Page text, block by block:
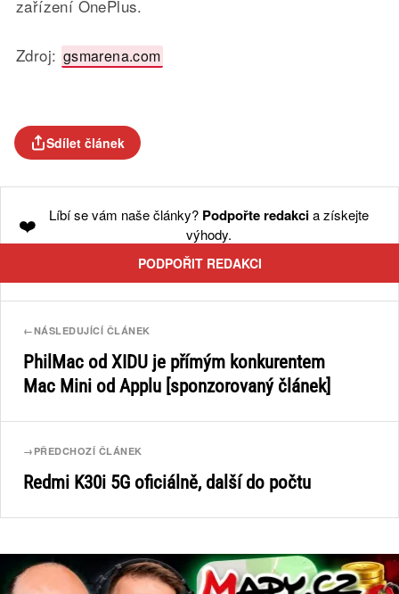
zařízení OnePlus.
Zdroj: gsmarena.com
Sdílet článek
❤️ Líbí se vám naše články? Podpořte redakcia získejte
výhody.
PODPOŘIT REDAKCI
←NÁSLEDUJÍCÍ ČLÁNEK
PhilMac od XIDU je přímým konkurentem
Mac Mini od Applu [sponzorovaný článek]
→ PŘEDCHOZÍ ČLÁNEK
Redmi K30i 5G oficiálně, další do počtu